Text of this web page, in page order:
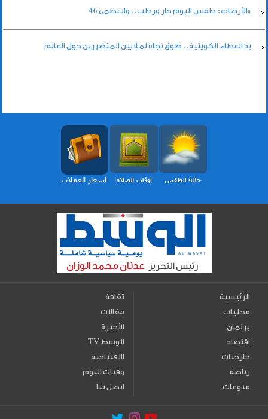
«الأرصاد»: طقس اليوم حار ورطب.. والعظمى 46
يد العطاء الكويتية.. طوق نجاة لملايين المتضررين حول العالم
الرئيسية
محليات
برلمان
اقتصاد
خارجيات
رياضة
منوعات
ثقافة
مقالات
الأخيرة
TV الوسط
الافتتاحية
وفيات اليوم
اتصل بنا